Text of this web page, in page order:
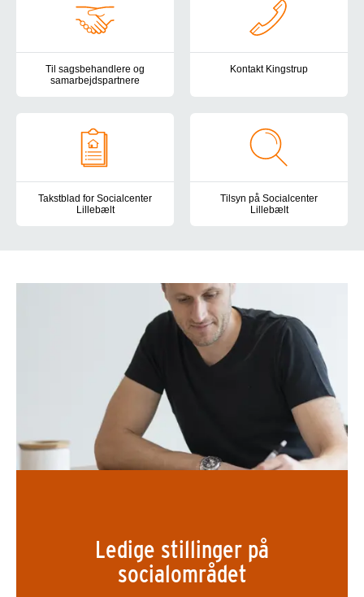
Til sagsbehandlere og
samarbejdspartnere
Kontakt Kingstrup
Takstblad for Socialcenter
Lillebælt
Tilsyn på Socialcenter
Lillebælt
Ledige stillinger på
socialområdet